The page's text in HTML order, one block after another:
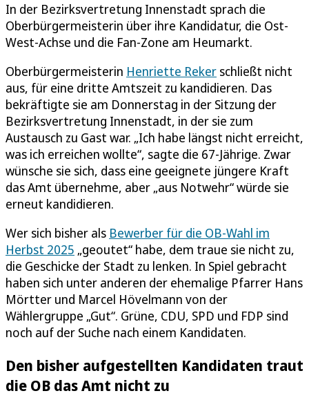
In der Bezirksvertretung Innenstadt sprach die
Oberbürgermeisterin über ihre Kandidatur, die Ost-
West-Achse und die Fan-Zone am Heumarkt.
Oberbürgermeisterin Henriette Reker schließt nicht
aus, für eine dritte Amtszeit zu kandidieren. Das
bekräftigte sie am Donnerstag in der Sitzung der
Bezirksvertretung Innenstadt, in der sie zum
Austausch zu Gast war. „Ich habe längst nicht erreicht,
was ich erreichen wollte“, sagte die 67-Jährige. Zwar
wünsche sie sich, dass eine geeignete jüngere Kraft
das Amt übernehme, aber „aus Notwehr“ würde sie
erneut kandidieren.
Wer sich bisher als Bewerber für die OB-Wahl im
Herbst 2025 „geoutet“ habe, dem traue sie nicht zu,
die Geschicke der Stadt zu lenken. In Spiel gebracht
haben sich unter anderen der ehemalige Pfarrer Hans
Mörtter und Marcel Hövelmann von der
Wählergruppe „Gut“. Grüne, CDU, SPD und FDP sind
noch auf der Suche nach einem Kandidaten.
Den bisher aufgestellten Kandidaten traut
die OB das Amt nicht zu